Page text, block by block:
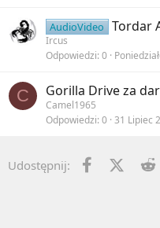
AudioVideo Tordar
Ircus
Odpowiedzi 0
C Gorilla Drive za
Camel1965
Odpowiedzi 0 31 Lipiec
Udostępnij: Facebook
X